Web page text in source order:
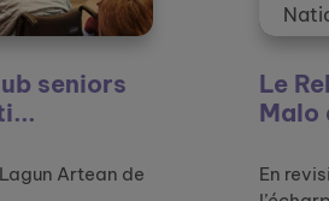
Nationale
Le Relais amical de Saint-
Malo décroche le 1er p...
En revisitant une œuvre d’art, Le Jeu